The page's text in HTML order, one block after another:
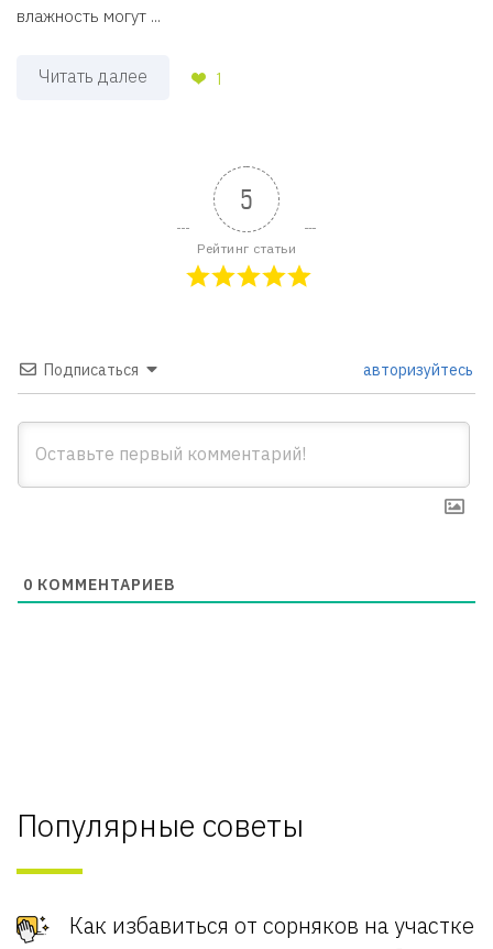
влажность могут ...
Читать далее 1
5
Рейтинг статьи
Подписаться авторизуйтесь
0 КОММЕНТАРИЕВ
Популярные советы
Как избавиться от сорняков на участке